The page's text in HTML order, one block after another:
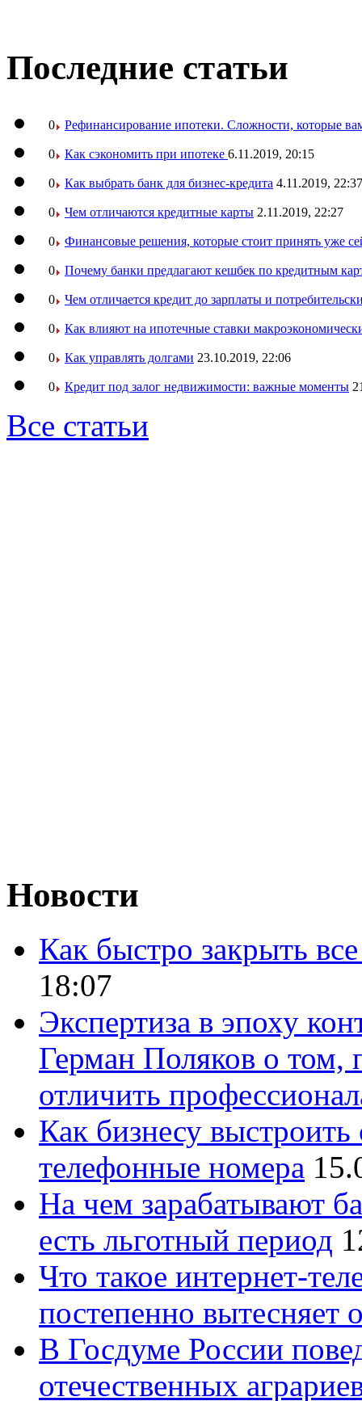
Последние статьи
0 Рефинансирование ипотеки. Сложности, которые
0 Как сэкономить при ипотеке 6.11.2019, 20:15
0 Как выбрать банк для бизнес-кредита 4.11.2019, 22:37
0 Чем отличаются кредитные карты 2.11.2019, 22:27
0 Финансовые решения, которые стоит принять уже
0 Почему банки предлагают кешбек по кредитным
0 Чем отличается кредит до зарплаты и
0 Как влияют на ипотечные ставки
0 Как управлять долгами 23.10.2019, 22:06
0 Кредит под залог недвижимости: важные моменты
Все статьи
Новости
Как быстро закрыть
18:07
Экспертиза в эпоху
Герман Поляков о том,
отличить
Как бизнесу
телефонные номера
На чем зарабатывают
есть льготный период
Что такое интернет-
постепенно вытесняет
В Госдуме России
отечественных